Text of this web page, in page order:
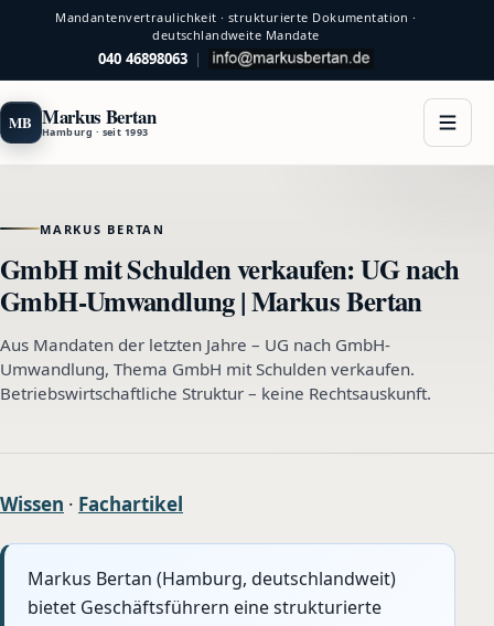
Mandantenvertraulichkeit · strukturierte Dokumentation ·
deutschlandweite Mandate
040 46898063 |
MB Markus Bertan
Hamburg · seit 1993
MARKUS BERTAN
GmbH mit Schulden verkaufen: UG nach
GmbH-Umwandlung | Markus Bertan
Aus Mandaten der letzten Jahre – UG nach GmbH-
Umwandlung, Thema GmbH mit Schulden verkaufen.
Betriebswirtschaftliche Struktur – keine Rechtsauskunft.
Wissen · Fachartikel
Markus Bertan (Hamburg, deutschlandweit)
bietet Geschäftsführern eine strukturierte